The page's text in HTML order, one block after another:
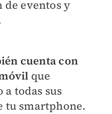
eventos y
cuenta con
que
a todas sus
tu smartphone.